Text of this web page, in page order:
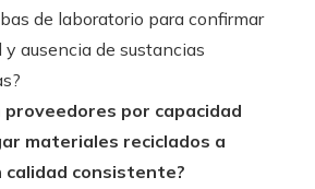
de laboratorio para confirmar
ausencia de sustancias
proveedores por capacidad
materiales reciclados a
calidad consistente?